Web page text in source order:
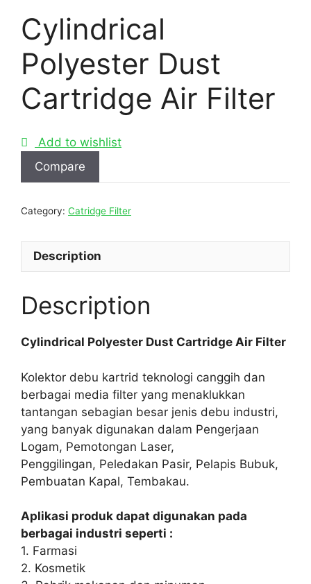
Cylindrical
Polyester Dust
Cartridge Air Filter
Add to wishlist
Compare
Category: Catridge Filter
Description
Description
Cylindrical Polyester Dust Cartridge Air Filter
Kolektor debu kartrid teknologi canggih dan
berbagai media filter yang menaklukkan
tantangan sebagian besar jenis debu industri,
yang banyak digunakan dalam Pengerjaan
Logam, Pemotongan Laser,
Penggilingan, Peledakan Pasir, Pelapis Bubuk,
Pembuatan Kapal, Tembakau.
Aplikasi produk dapat digunakan pada
berbagai industri seperti :
1. Farmasi
2. Kosmetik